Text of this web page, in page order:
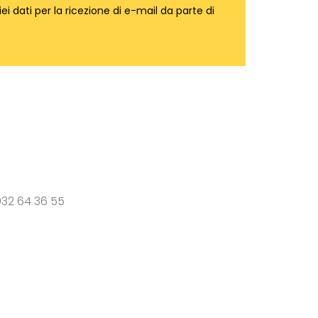
dati per la ricezione di e-mail da parte di
64 36 55